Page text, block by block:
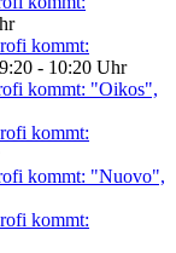
kommt:
- 10:20 Uhr
kommt: "Oikos",
kommt:
kommt: "Nuovo",
kommt: